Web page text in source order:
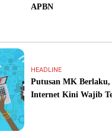
APBN
HEADLINE
Putusan MK Berlaku,
Internet Kini Wajib